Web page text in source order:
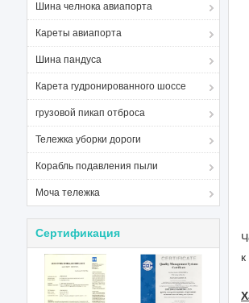
Шина челнока авиапорта
Кареты авиапорта
Шина пандуса
Карета гудронированного шоссе
грузовой пикап отброса
Тележка уборки дороги
Корабль подавления пыли
Моча тележка
Сертификация